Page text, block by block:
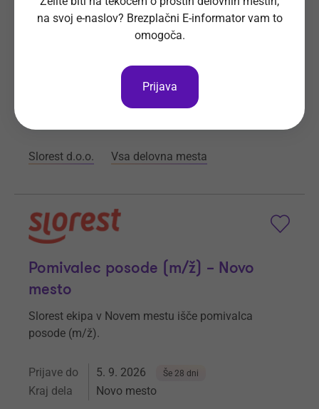
Novo mesto
Postani vodja razdelilne kuhinje (m/ž) v naši Slorest
5. 9. 2026 Še 28 dni
Slorest d.o.o. Vsa delovna mesta
Pomivalec posode (m/ž) – Novo
mesto
Slorest ekipa v Novem mestu išče pomivalca
posode (m/ž).
Prijave do 5. 9. 2026 Še 28 dni
Kraj dela Novo mesto
na svoj e-naslov? Brezplačni E-informator vam to
omogoča.
Prijava